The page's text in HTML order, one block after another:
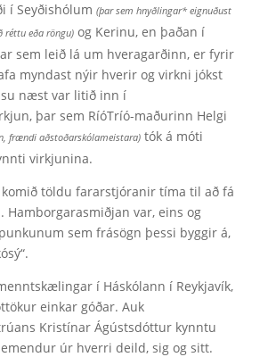
í Seyðishólum (þar sem hnyðlingar* eignuðust
réttu eða röngu)og Kerinu, en þaðan í
sem leið lá um hveragarðinn, er fyrir
myndast nýir hverir og virkni jókst
næst var litið inn í
þar sem RíóTríó-maðurinn Helgi
frændi aðstoðarskólameistara)tók á móti
virkjunina.
töldu fararstjóranir tíma til að fá
Hamborgarasmiðjan var, eins og
sem frásögn þessi byggir á,
í Háskólann í Reykjavík,
einkar góðar. Auk
Kristínar Ágústsdóttur kynntu
úr hverri deild, sig og sitt.